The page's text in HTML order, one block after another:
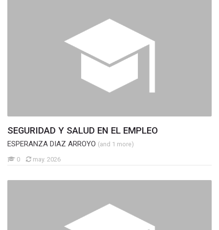
SEGURIDAD Y SALUD EN EL EMPLEO
ESPERANZA DIAZ ARROYO (and 1 more)
0 may. 2026